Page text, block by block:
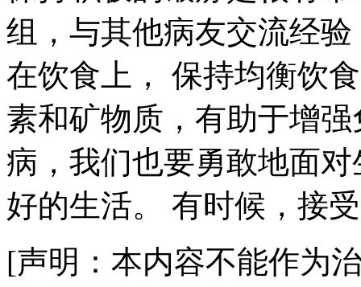
组，与其他病友交流经
在饮食上， 保持均衡饮
素和矿物质，有助于增
病，我们也要勇敢地面
好的生活。 有时候，接
[声明：本内容不能作为